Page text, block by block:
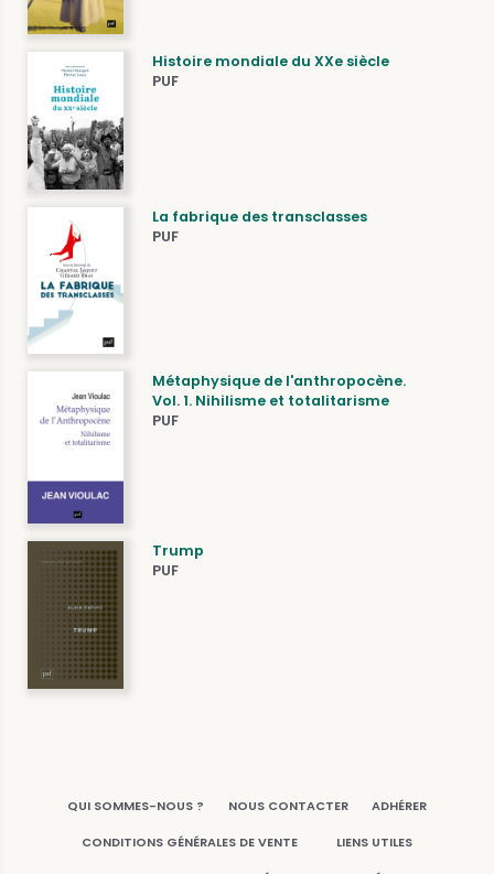
Histoire mondiale du XXe siècle
PUF
La fabrique des transclasses
PUF
Métaphysique de l'anthropocène.
Vol. 1. Nihilisme et totalitarisme
PUF
Trump
PUF
QUI SOMMES-NOUS ? NOUS CONTACTER ADHÉRER
CONDITIONS GÉNÉRALES DE VENTE LIENS UTILES